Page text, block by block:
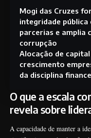
Mogi das Cruzes
integridade pública
parcerias e amplia
corrupção
Alocação de capital
crescimento
da disciplina
O que a escala
revela sobre
A capacidade de manter a